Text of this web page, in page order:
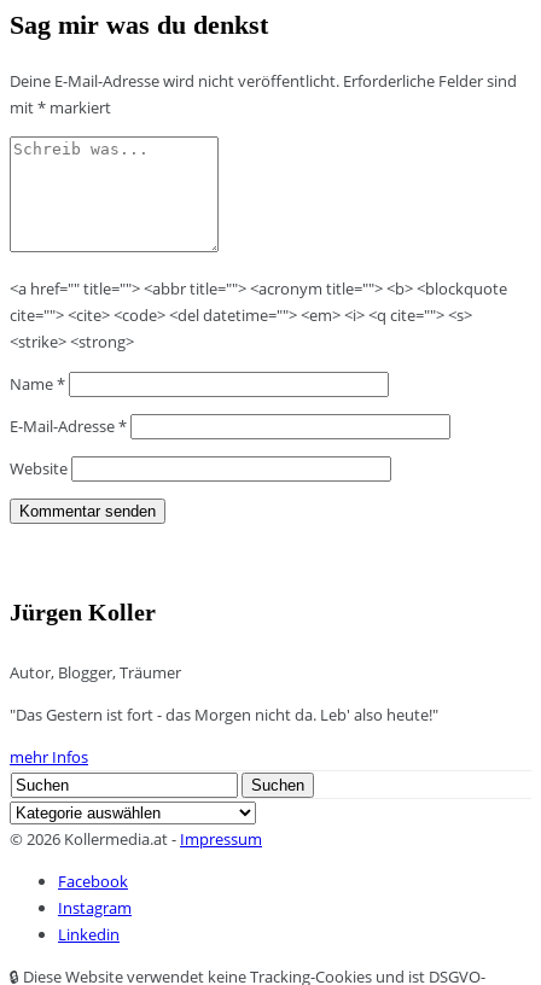
Sag mir was du denkst
Deine E-Mail-Adresse wird nicht veröffentlicht. Erforderliche Felder sind
mit* markiert
<a href="" title=""> <abbr title=""> <acronym title=""> <b> <blockquote
cite=""> <cite> <code> <del datetime=""> <em> <i> <q cite=""> <s>
<strike> <strong>
Name*
E-Mail-Adresse*
Website
Jürgen Koller
Autor, Blogger, Träumer
"Das Gestern ist fort - das Morgen nicht da. Leb' also heute!"
mehr Infos
Search
for:
Suchen
Kategorien
© 2026 Kollermedia.at - Impressum
Facebook
Instagram
Linkedin
🔒 Diese Website verwendet keine Tracking-Cookies und ist DSGVO-